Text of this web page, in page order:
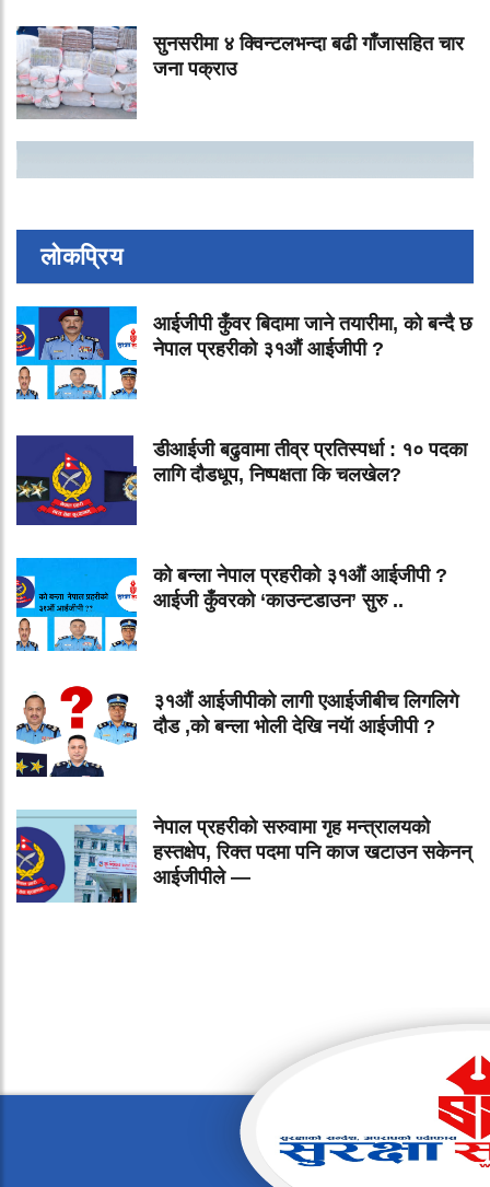
सुनसरीमा ४ क्विन्टलभन्दा बढी गाँजासहित चार
जना पक्राउ
लोकप्रिय
आईजीपी कुँवर बिदामा जाने तयारीमा, को बन्दै छ
नेपाल प्रहरीको ३१औं आईजीपी ?
डीआईजी बढुवामा तीव्र प्रतिस्पर्धा : १० पदका
लागि दौडधूप, निष्पक्षता कि चलखेल?
को बन्ला नेपाल प्रहरीको ३१औं आईजीपी ?
आईजी कुँवरको ‘काउन्टडाउन’ सुरु ..
३१औं आईजीपीको लागी एआईजीबीच लिगलिगे
दौड ,को बन्ला भोली देखि नयॅा आईजीपी ?
नेपाल प्रहरीको सरुवामा गृह मन्त्रालयको
हस्तक्षेप, रिक्त पदमा पनि काज खटाउन सकेनन्
आईजीपीले —